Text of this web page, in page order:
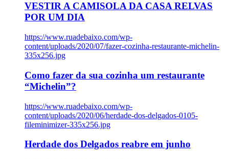
VESTIR A CAMISOLA DA CASA RELVAS
POR UM DIA
https://www.ruadebaixo.com/wp-
content/uploads/2020/07/fazer-cozinha-restaurante-michelin-
335x256.jpg
Como fazer da sua cozinha um restaurante
“Michelin”?
https://www.ruadebaixo.com/wp-
content/uploads/2020/06/herdade-dos-delgados-0105-
fileminimizer-335x256.jpg
Herdade dos Delgados reabre em junho